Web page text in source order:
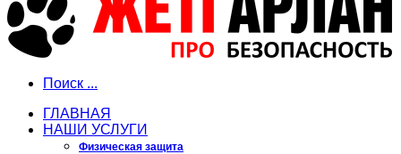
Поиск ...
ГЛАВНАЯ
НАШИ УСЛУГИ
Физическая защита